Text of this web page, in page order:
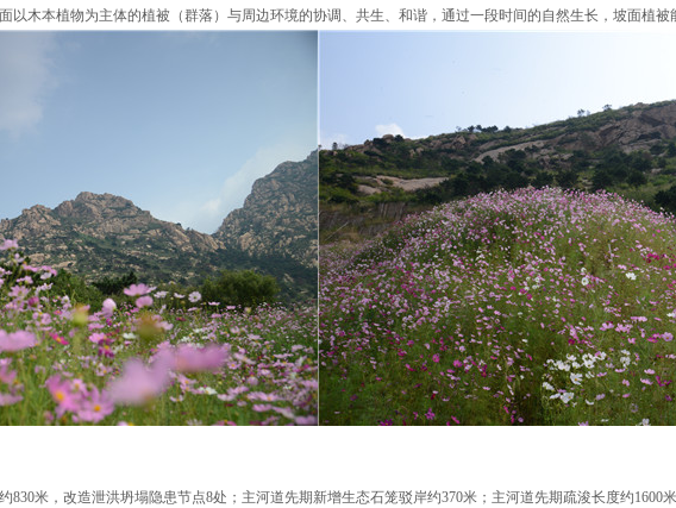
以木本植物为主体的植被（群落）与周边环境的协调、共生、和谐，通过一段时间的自然生长，坡面植被
830米，改造泄洪坍塌隐患节点8处；主河道先期新增生态石笼驳岸约370米；主河道先期疏浚长度约1600